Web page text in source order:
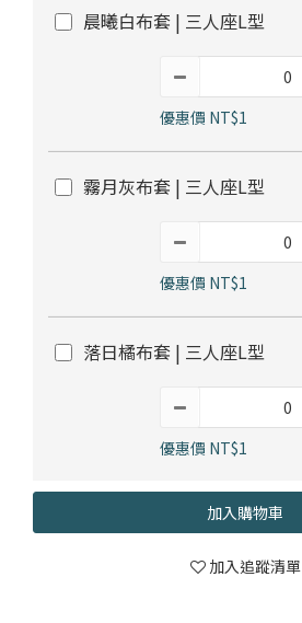
晨曦白布套 | 三人座L型
優惠價 NT$1
霧月灰布套 | 三人座L型
優惠價 NT$1
落日橘布套 | 三人座L型
優惠價 NT$1
加入購物車
加入追蹤清單